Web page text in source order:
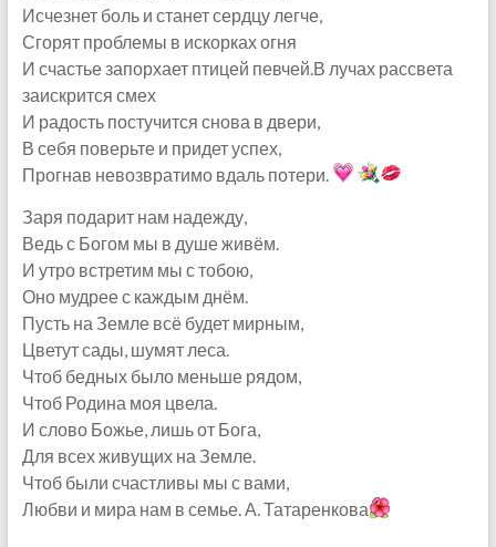
Исчезнет боль и станет сердцу легче,
Сгорят проблемы в искорках огня
И счастье запорхает птицей певчей.В лучах рассвета
заискрится смех
И радость постучится снова в двери,
В себя поверьте и придет успех,
Прогнав невозвратимо вдаль потери.
Заря подарит нам надежду,
Ведь с Богом мы в душе живём.
И утро встретим мы с тобою,
Оно мудрее с каждым днём.
Пусть на Земле всё будет мирным,
Цветут сады, шумят леса.
Чтоб бедных было меньше рядом,
Чтоб Родина моя цвела.
И слово Божье, лишь от Бога,
Для всех живущих на Земле.
Чтоб были счастливы мы с вами,
Любви и мира нам в семье. А. Татаренкова